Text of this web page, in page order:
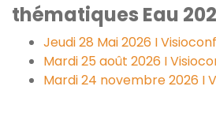
thématiques Eau
Jeudi 28 Mai 2026 I
Mardi 25 août 2026 I
Mardi 24 novembre 2026 I